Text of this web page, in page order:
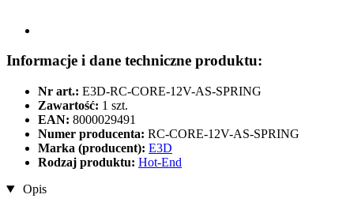
Informacje i dane techniczne produktu:
Nr art.: E3D-RC-CORE-12V-AS-SPRING
Zawartość: 1 szt.
EAN: 8000029491
Numer producenta: RC-CORE-12V-AS-SPRING
Marka (producent): E3D
Rodzaj produktu: Hot-End
Opis